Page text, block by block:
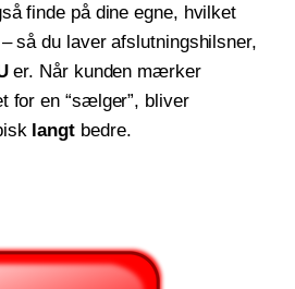
finde på dine egne, hvilket
så du laver afslutningshilsner,
er. Når kunden mærker
for en “sælger”, bliver
langt bedre.